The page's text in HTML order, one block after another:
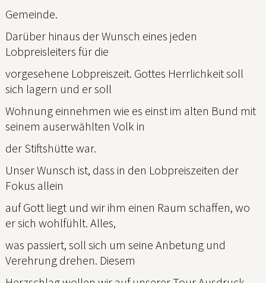
Gemeinde.
Darüber hinaus der Wunsch eines jeden
Lobpreisleiters für die
vorgesehene Lobpreiszeit. Gottes Herrlichkeit soll
sich lagern und er soll
Wohnung einnehmen wie es einst im alten Bund mit
seinem auserwählten Volk in
der Stiftshütte war.
Unser Wunsch ist, dass in den Lobpreiszeiten der
Fokus allein
auf Gott liegt und wir ihm einen Raum schaffen, wo
er sich wohlfühlt. Alles,
was passiert, soll sich um seine Anbetung und
Verehrung drehen. Diesem